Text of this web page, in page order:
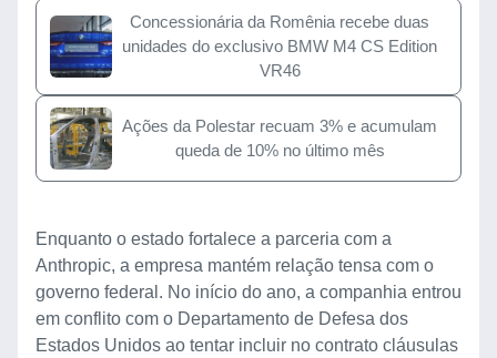
Concessionária da Romênia recebe duas
unidades do exclusivo BMW M4 CS Edition
VR46
Ações da Polestar recuam 3% e acumulam
queda de 10% no último mês
Enquanto o estado fortalece a parceria com a
Anthropic, a empresa mantém relação tensa com o
governo federal. No início do ano, a companhia entrou
em conflito com o Departamento de Defesa dos
Estados Unidos ao tentar incluir no contrato cláusulas